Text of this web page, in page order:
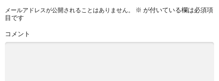
メールアドレスが公開されることはありません。 ※ が付いている欄は必須項
目です
コメント